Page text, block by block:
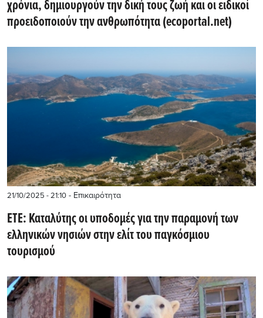
χρόνια, δημιουργούν την δική τους ζωή και οι ειδικοί
προειδοποιούν την ανθρωπότητα (ecoportal.net)
21/10/2025 - 21:10 - Επικαιρότητα
ΕΤΕ: Καταλύτης οι υποδομές για την παραμονή των
ελληνικών νησιών στην ελίτ του παγκόσμιου
τουρισμού